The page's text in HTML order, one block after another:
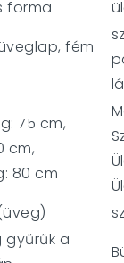
forma
fém
75 cm,
cm,
80 cm
gyűrűk a